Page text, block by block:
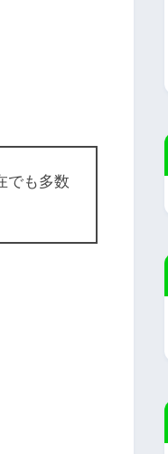
でも多数